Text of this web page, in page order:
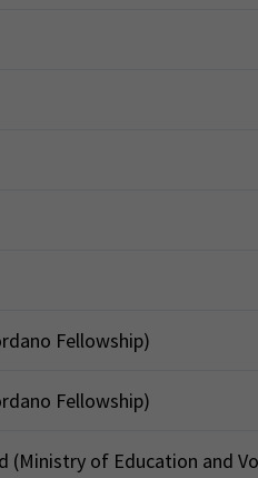
Fellowship)
Fellowship)
(Ministry of Education and